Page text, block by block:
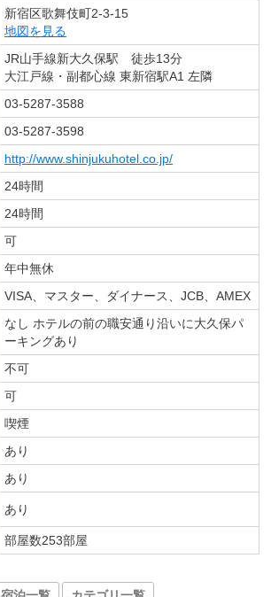
新宿区歌舞伎町2-3-15
地図を見る
JR山手線新大久保駅 徒歩13分
大江戸線・副都心線 東新宿駅A1 左隣
03-5287-3588
03-5287-3598
http://www.shinjukuhotel.co.jp/
24時間
24時間
可
年中無休
VISA、マスター、ダイナース、JCB、AMEX
なし ホテルの前の職安通り沿いに大久保パ
ーキングあり
不可
可
喫煙
あり
あり
あり
部屋数253部屋